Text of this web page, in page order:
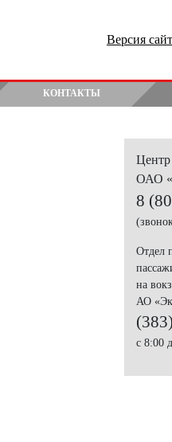
Версия
КОНТАКТЫ
Центр
ОАО
8
Отдел
на
АО
с 8:00